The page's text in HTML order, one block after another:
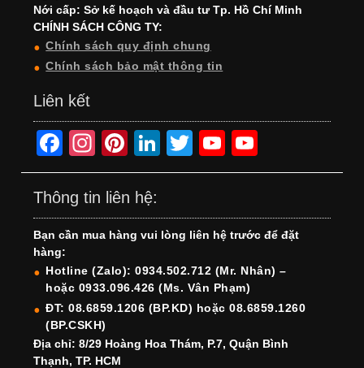
Nới cấp: Sở kế hoạch và đầu tư Tp. Hồ Chí Minh
CHÍNH SÁCH CÔNG TY:
Chính sách quy định chung
Chính sách bảo mật thông tin
Liên kết
F
a
c
e
b
o
o
k
In
st
a
gr
a
m
Pi
nt
er
e
st
Li
n
e
dI
n
T
wi
er
Y
o
T
u
b
e
o
T
u
b
e
h
Thông tin liên hệ:
Bạn cần mua hàng vui lòng liên hệ trước để đặt
hàng:
Hotline (Zalo): 0934.502.712 (Mr. Nhân) –
hoặc 0933.096.426 (Ms. Vân Phạm)
ĐT: 08.6859.1206 (BP.KD) hoặc 08.6859.1260
(BP.CSKH)
Địa chỉ: 8/29 Hoàng Hoa Thám, P.7, Quận Bình
Thạnh, TP. HCM